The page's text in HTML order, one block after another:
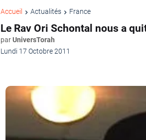
Accueil Actualités France
Le Rav Ori Schontal nous a
parUniversTorah
Lundi 17 Octobre 2011